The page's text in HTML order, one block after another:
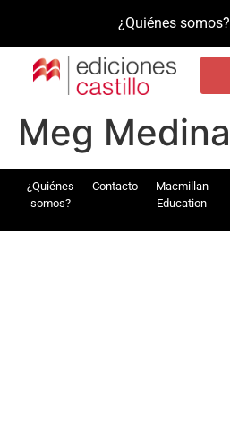
¿Quiénes somos?
Meg Medina
¿Quiénes
somos?
Contacto
Macmillan
Education